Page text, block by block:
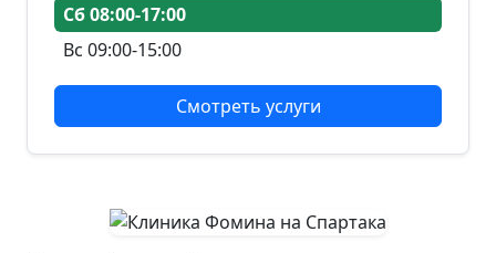
Сб 08:00-17:00
Вс 09:00-15:00
Смотреть услуги